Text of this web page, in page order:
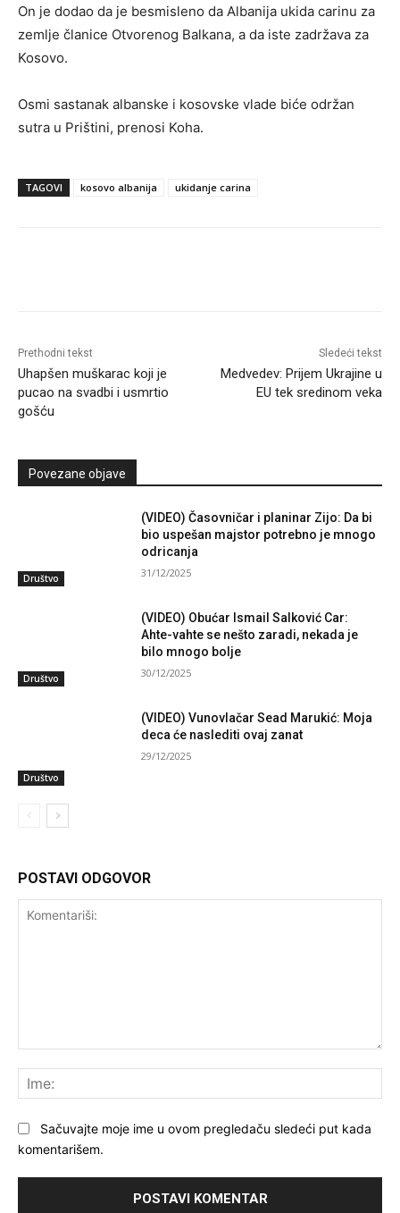
On je dodao da je besmisleno da Albanija ukida carinu za
zemlje članice Otvorenog Balkana, a da iste zadržava za
Kosovo.
Osmi sastanak albanske i kosovske vlade biće održan
sutra u Prištini, prenosi Koha.
TAGOVI kosovo albanija ukidanje carina
Prethodni tekst
Uhapšen muškarac koji je
pucao na svadbi i usmrtio
gošću
Sledeći tekst
Medvedev: Prijem Ukrajine u
EU tek sredinom veka
Povezane objave
Društvo
(VIDEO) Časovničar i planinar Zijo: Da bi
bio uspešan majstor potrebno je mnogo
odricanja
31/12/2025
Društvo
(VIDEO) Obućar Ismail Salković Car:
Ahte-vahte se nešto zaradi, nekada je
bilo mnogo bolje
30/12/2025
Društvo
(VIDEO) Vunovlačar Sead Marukić: Moja
deca će naslediti ovaj zanat
29/12/2025
POSTAVI ODGOVOR
Sačuvajte moje ime u ovom pregledaču sledeći put kada
komentarišem.